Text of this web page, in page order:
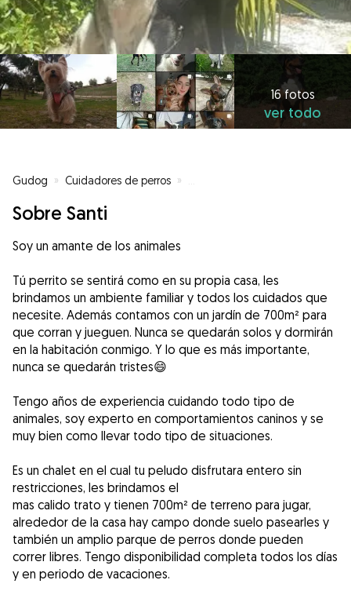
16 fotos
ver todo
Gudog » Cuidadores de perros »
Sobre Santi
Soy un amante de los animales
Tú perrito se sentirá como en su propia casa, les
brindamos un ambiente familiar y todos los cuidados que
necesite. Además contamos con un jardín de 700m² para
que corran y jueguen. Nunca se quedarán solos y dormirán
en la habitación conmigo. Y lo que es más importante,
nunca se quedarán tristes😄
Tengo años de experiencia cuidando todo tipo de
animales, soy experto en comportamientos caninos y se
muy bien como llevar todo tipo de situaciones.
Es un chalet en el cual tu peludo disfrutara entero sin
restricciones, les brindamos el
mas calido trato y tienen 700m² de terreno para jugar,
alrededor de la casa hay campo donde suelo pasearles y
también un amplio parque de perros donde pueden
correr libres. Tengo disponibilidad completa todos los días
y en periodo de vacaciones.